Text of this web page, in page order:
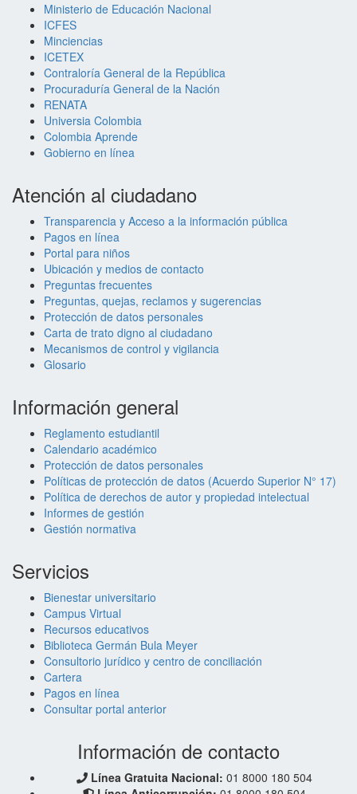
Ministerio de Educación Nacional
ICFES
Minciencias
ICETEX
Contraloría General de la República
Procuraduría General de la Nación
RENATA
Universia Colombia
Colombia Aprende
Gobierno en línea
Atención al ciudadano
Transparencia y Acceso a la información pública
Pagos en línea
Portal para niños
Ubicación y medios de contacto
Preguntas frecuentes
Preguntas, quejas, reclamos y sugerencias
Protección de datos personales
Carta de trato digno al ciudadano
Mecanismos de control y vigilancia
Glosario
Información general
Reglamento estudiantil
Calendario académico
Protección de datos personales
Políticas de protección de datos (Acuerdo Superior N° 17)
Política de derechos de autor y propiedad intelectual
Informes de gestión
Gestión normativa
Servicios
Bienestar universitario
Campus Virtual
Recursos educativos
Biblioteca Germán Bula Meyer
Consultorio jurídico y centro de conciliación
Cartera
Pagos en línea
Consultar portal anterior
Información de contacto
Línea Gratuita Nacional: 01 8000 180 504